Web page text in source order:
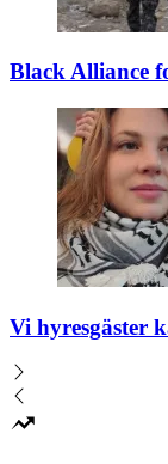
Black Alliance
Vi hyresgäster